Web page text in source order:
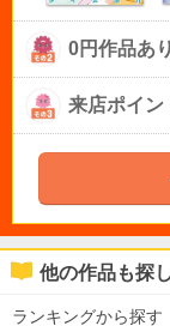
0円作品あり
来店ポイン
他の作品も探
ランキングから探す